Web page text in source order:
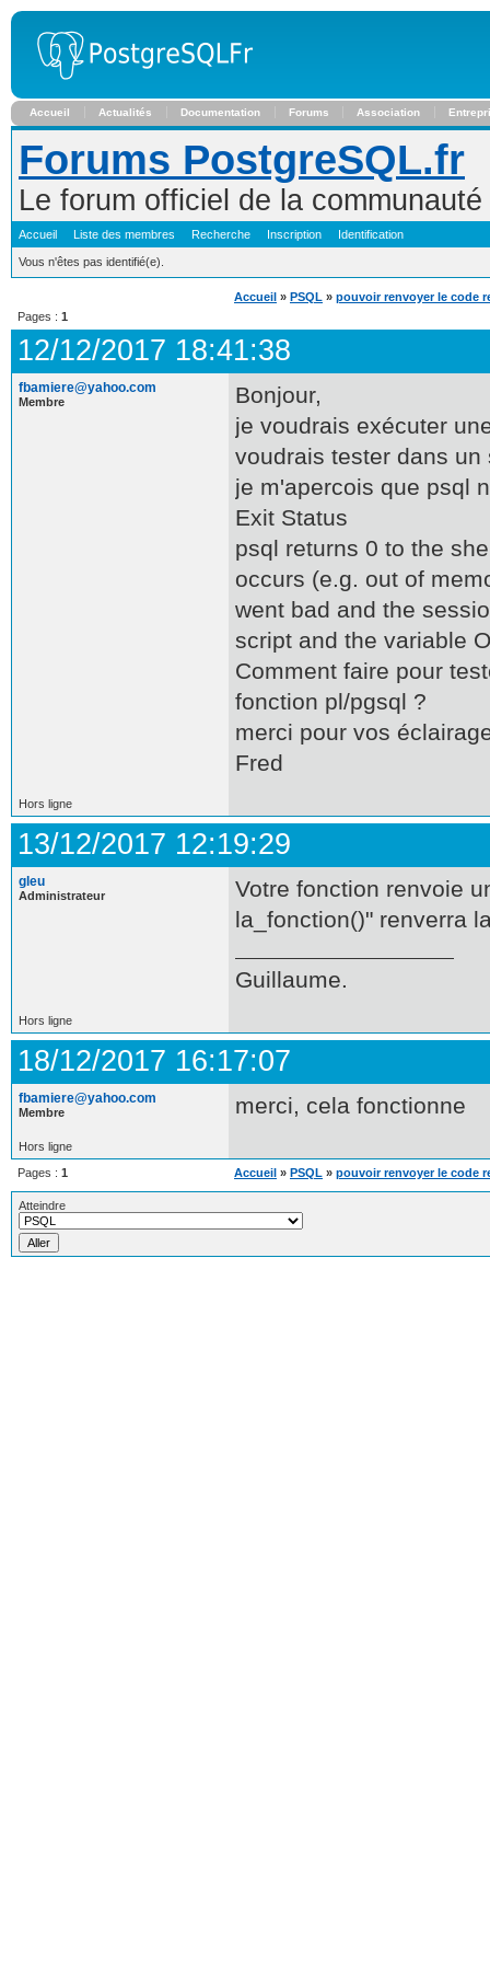
Accueil Actualités Documentation Forums Association
Forums PostgreSQL.fr
Le forum officiel de la
Accueil Liste des membres Recherche Inscription Identification
Vous n'êtes pas identifié(e).
Accueil » PSQL » pouvoir renvoyer le code
Pages : 1
12/12/2017 18:41:38
fbamiere@yahoo.com
Membre
Bonjour,
je voudrais exécuter
voudrais tester dans un
je m'apercois que psql
Exit Status
psql returns 0 to the
occurs (e.g. out of
went bad and the
script and the variable
Comment faire pour
fonction pl/pgsql ?
merci pour vos
Fred
Hors ligne
13/12/2017 12:19:29
gleu
Administrateur
Votre fonction renvoie
la_fonction()" renverra
Guillaume.
Hors ligne
18/12/2017 16:17:07
fbamiere@yahoo.com
Membre merci, cela fonctionne
Hors ligne
Pages : 1 Accueil » PSQL » pouvoir renvoyer le code
Atteindre